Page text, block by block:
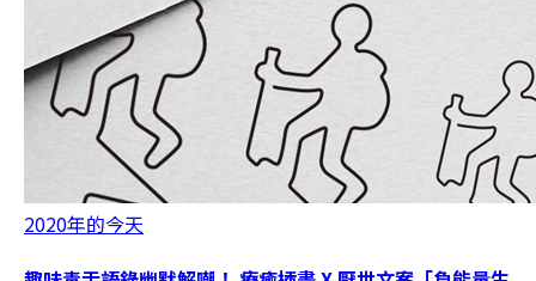
2020年的今天